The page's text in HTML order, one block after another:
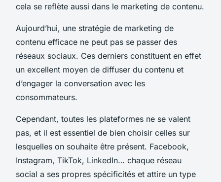
cela se reflète aussi dans le marketing de contenu.
Aujourd’hui, une stratégie de marketing de
contenu efficace ne peut pas se passer des
réseaux sociaux. Ces derniers constituent en effet
un excellent moyen de diffuser du contenu et
d’engager la conversation avec les
consommateurs.
Cependant, toutes les plateformes ne se valent
pas, et il est essentiel de bien choisir celles sur
lesquelles on souhaite être présent. Facebook,
Instagram, TikTok, LinkedIn… chaque réseau
social a ses propres spécificités et attire un type